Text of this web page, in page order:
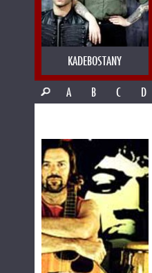
KADEBOSTANY
A
B C D